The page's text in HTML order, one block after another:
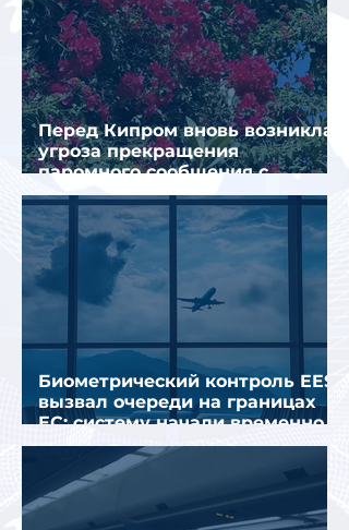
Перед Кипром вновь возникла
угроза прекращения
паромного сообщения с
Грецией
Биометрический контроль EES
вызвал очереди на границах
ЕС: систему начали временно
отключать